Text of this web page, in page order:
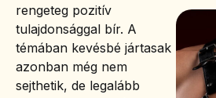
rengeteg pozitív
tulajdonsággal bír. A
témában kevésbé jártasak
azonban még nem
sejthetik, de legalább